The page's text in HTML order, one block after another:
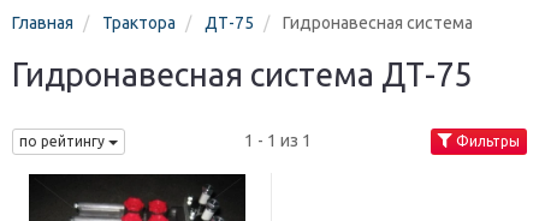
Главная Трактора ДТ-75 Гидронавесная система
Гидронавесная система ДТ-75
по рейтингу 1 - 1 из 1 Фильтры